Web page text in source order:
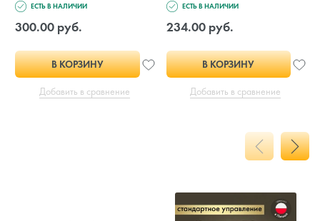
ЕСТЬ В НАЛИЧИИ
300.00 руб.
В КОРЗИНУ
Добавить в сравнение
ЕСТЬ В НАЛИЧИИ
234.00 руб.
В КОРЗИНУ
Добавить в сравнение